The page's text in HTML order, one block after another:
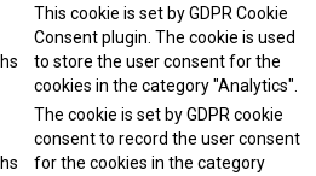
This cookie is set by GDPR Cookie
Consent plugin. The cookie is used
to store the user consent for the
cookies in the category "Analytics".
The cookie is set by GDPR cookie
consent to record the user consent
for the cookies in the category